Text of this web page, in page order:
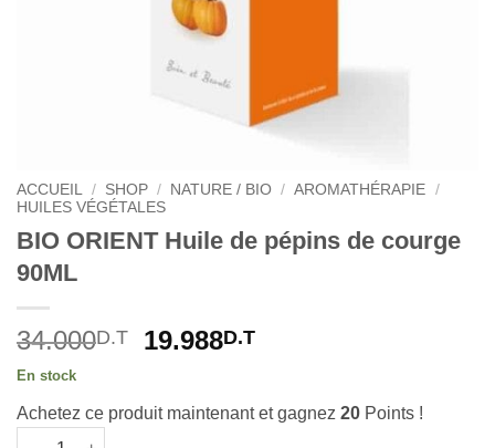
ACCUEIL / SHOP / NATURE / BIO / AROMATHÉRAPIE /
HUILES VÉGÉTALES
BIO ORIENT Huile de pépins de courge
90ML
34.000D.T
Le
était :
19.988D.TLe
est :
En stock
Achetez ce produit maintenant et gagnez 20 Points !
quantité de BIO ORIENT Huile de pépins de courge 90ML